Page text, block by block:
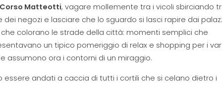
Corso Matteotti, vagare mollemente tra i vicoli sbirciando
dei negozi e lasciare che lo sguardo si lasci rapire dai
colorano le strade della città: momenti semplici che
un tipico pomeriggio di relax e shopping per i
assumono ora i contorni di un miraggio.
essere andati a caccia di tutti i cortili che si celano dietro i